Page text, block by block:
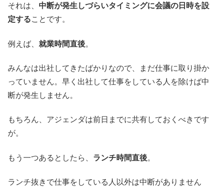
それは、 中断が発生しづらいタイミングに会議の日時を設
定することです。
例えば、 就業時間直後。
みんなは出社してきたばかりなので、まだ仕事に取り掛か
っていません。早く出社して仕事をしている人を除けば中
断が発生しません。
もちろん、アジェンダは前日までに共有しておくべきです
が。
もう一つあるとしたら、 ランチ時間直後。
ランチ抜きで仕事をしている人以外は中断がありません